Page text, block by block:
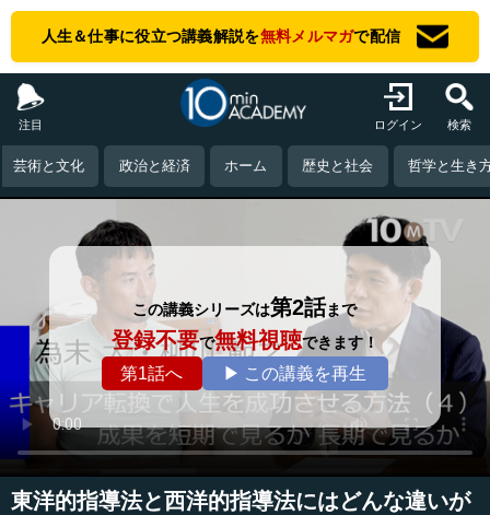
人生＆仕事に役立つ講義解説を無料メルマガで配信
注目 ログイン 検索
芸術と文化 政治と経済 ホーム 歴史と社会 哲学と生き
この講義シリーズは第2話まで
登録不要で無料視聴できます！
第1話へ ▶ この講義を再生
東洋的指導法と西洋的指導法にはどんな違いが